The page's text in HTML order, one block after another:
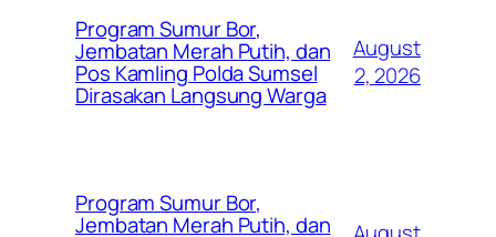
Program Sumur Bor,
Jembatan Merah Putih, dan
Pos Kamling Polda Sumsel
Dirasakan Langsung Warga
August
2, 2026
Program Sumur Bor,
Jembatan Merah Putih, dan